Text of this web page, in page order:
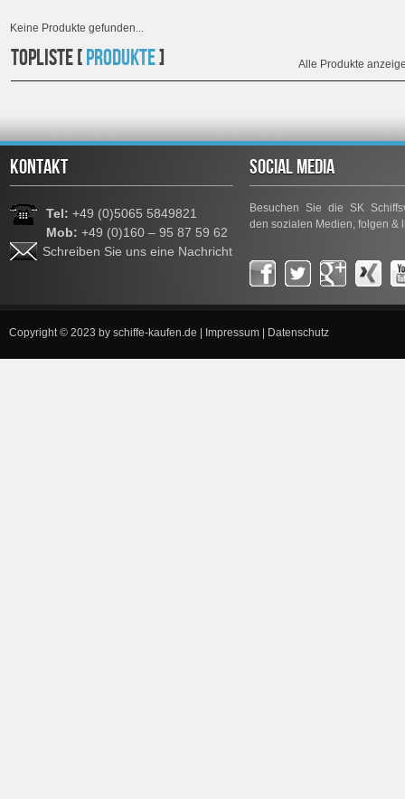
Keine Produkte gefunden...
TOPLISTE [ PRODUKTE] Alle Produkte
KONTAKT
Tel: +49 (0)5065 5849821
Mob: +49 (0)160 – 95 87 59 62
Schreiben Sie uns eine Nachricht
SOCIAL MEDIA
Besuchen Sie die SK
den sozialen Medien, folgen &
Copyright © 2023 by schiffe-kaufen.de Impressum Datenschutz